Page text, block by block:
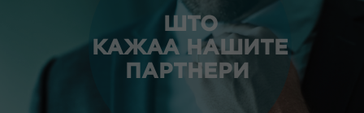
ШТО
КАЖАА НАШИТЕ
ПАРТНЕРИ